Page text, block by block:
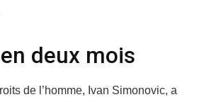
deux mois
de l’homme, Ivan Simonovic, a